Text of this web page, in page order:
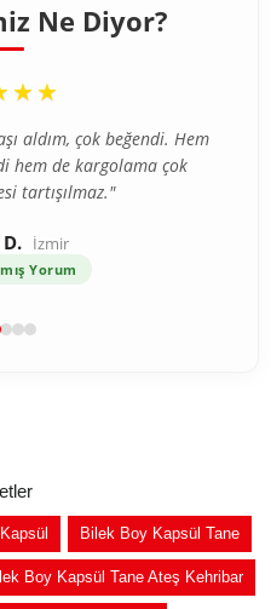
Ne Diyor?
aldım, çok beğendi. Hem
hem de kargolama çok
tartışılmaz."
İzmir
Yorum
Bilek Boy Kapsül Tane
Boy Kapsül Tane Ateş Kehribar